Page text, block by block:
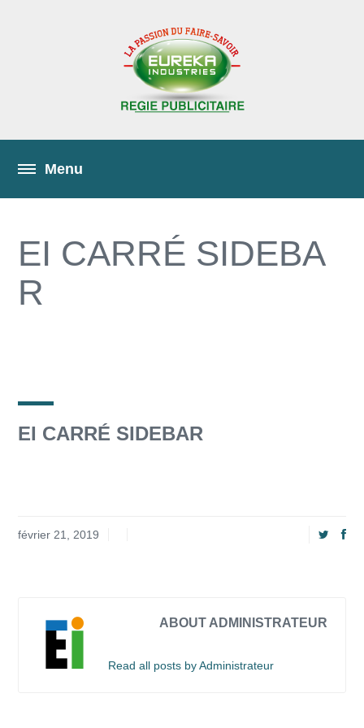
EI CARRÉ SIDEBA
R
EI CARRÉ SIDEBAR
février 21, 2019
ABOUT ADMINISTRATEUR
Read all posts by Administrateur